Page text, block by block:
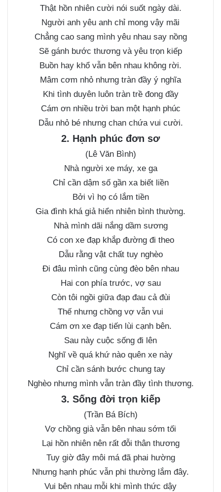
Thật hồn nhiên cười nói suốt ngày dài.
Người anh yêu anh chỉ mong vậy mãi
Chẳng cao sang mình yêu nhau say nồng
Sẽ gánh bước thương và yêu trọn kiếp
Buồn hay khổ vẫn bên nhau không rời.
Mâm cơm nhỏ nhưng tràn đầy ý nghĩa
Khi tình duyên luôn tràn trề đong đầy
Cám ơn nhiều trời ban một hạnh phúc
Dẫu nhỏ bé nhưng chan chứa vui cười.
2. Hạnh phúc đơn sơ
(Lê Văn Bình)
Nhà người xe máy, xe ga
Chỉ cần dậm số gần xa biết liền
Bởi vì họ có lắm tiền
Gia đình khá giả hiển nhiên bình thường.
Nhà mình dãi nắng dầm sương
Có con xe đạp khắp đường đi theo
Dẫu rằng vật chất tuy nghèo
Đi đâu mình cũng cùng đèo bên nhau
Hai con phía trước, vợ sau
Còn tôi ngồi giữa đạp đau cả đùi
Thế nhưng chồng vợ vẫn vui
Cám ơn xe đạp tiến lùi cạnh bên.
Sau này cuộc sống đi lên
Nghĩ về quá khứ nào quên xe này
Chỉ cần sánh bước chung tay
Nghèo nhưng mình vẫn tràn đầy tình thương.
3. Sống đời trọn kiếp
(Trần Bá Bích)
Vợ chồng già vẫn bên nhau sớm tối
Lại hồn nhiên nên rất đỗi thân thương
Tuy giờ đây môi má đã phai hường
Nhưng hạnh phúc vẫn phi thường lắm đây.
Vui bên nhau mỗi khi mình thức dậy